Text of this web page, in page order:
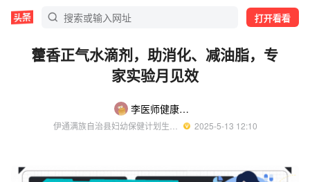
打开看看
藿香正气水滴剂，助消化、减油脂，专
家实验月见效
李医师健康科普
  2025-5-13 12:10